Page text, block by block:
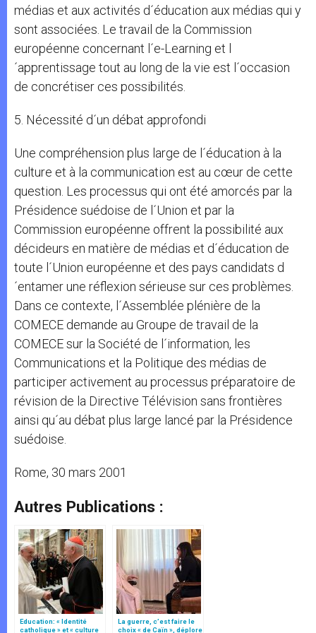
médias et aux activités d´éducation aux médias qui y
sont associées. Le travail de la Commission
européenne concernant l´e-Learning et l
´apprentissage tout au long de la vie est l´occasion
de concrétiser ces possibilités.
5. Nécessité d´un débat approfondi
Une compréhension plus large de l´éducation à la
culture et à la communication est au cœur de cette
question. Les processus qui ont été amorcés par la
Présidence suédoise de l´Union et par la
Commission européenne offrent la possibilité aux
décideurs en matière de médias et d´éducation de
toute l´Union européenne et des pays candidats d
´entamer une réflexion sérieuse sur ces problèmes.
Dans ce contexte, l´Assemblée plénière de la
COMECE demande au Groupe de travail de la
COMECE sur la Société de l´information, les
Communications et la Politique des médias de
participer activement au processus préparatoire de
révision de la Directive Télévision sans frontières
ainsi qu´au débat plus large lancé par la Présidence
suédoise.
Rome, 30 mars 2001
Autres Publications :
Education: « Identité
catholique » et « culture
La guerre, c’est faire le
choix « de Caïn », déplore